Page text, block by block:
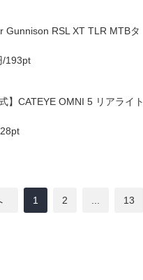
Gunnison RSL XT TLR MTBタ
/193pt
】CATEYE OMNI 5 リアライト
1 2 13